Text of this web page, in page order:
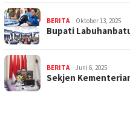
BERITA Oktober 13, 2025
Bupati
BERITA Juni 6, 2025
Sekjen